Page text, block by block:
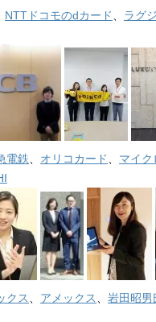
NTTドコモのdカード
ラグ
電鉄 オリコカード マイク
クス アメックス 岩田昭男